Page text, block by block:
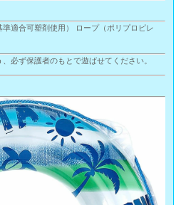
適合可塑剤使用） ロープ（ポリプロピレ
必ず保護者のもとで遊ばせてください。